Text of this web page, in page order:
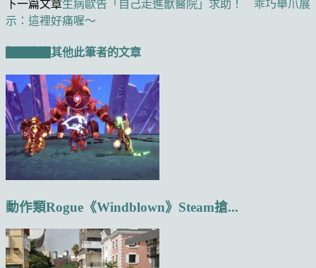
下一篇文章生病歐告「自己走進獸醫院」求助！ 乖巧舉爪展
示：這裡好痛喔～
其他此筆者的文章
動作類Rogue《Windblown》Steam搶...